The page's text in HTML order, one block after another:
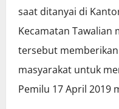
saat ditanyai di
Kecamatan Tawalian
tersebut
masyarakat untuk
Pemilu 17 April 2019